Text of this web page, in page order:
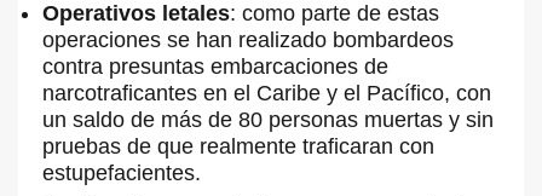
Operativos letales: como parte de estas
operaciones se han realizado bombardeos
contra presuntas embarcaciones de
narcotraficantes en el Caribe y el Pacífico, con
un saldo de más de 80 personas muertas y sin
pruebas de que realmente traficaran con
estupefacientes.